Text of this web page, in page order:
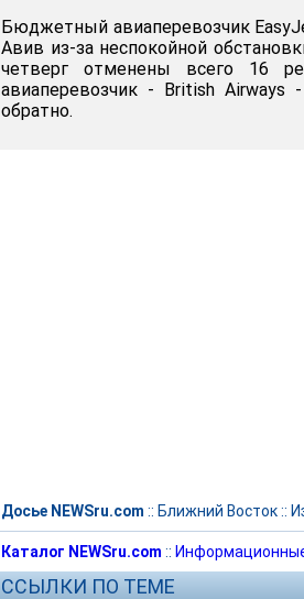
Бюджетный авиаперевозчик
Авив из-за неспокойной
четверг отменены всего 16
авиаперевозчик - British
обратно.
Досье NEWSru.com :: Ближний Восток::
Каталог NEWSru.com ::
ССЫЛКИ ПО ТЕМЕ